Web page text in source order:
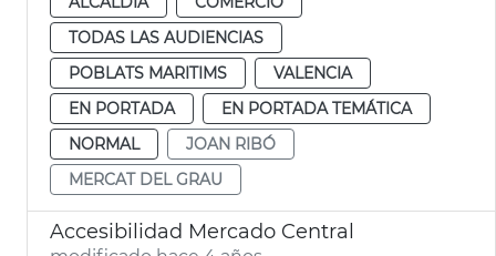
TODAS LAS AUDIENCIAS
POBLATS MARITIMS
VALENCIA
EN PORTADA
EN PORTADA TEMÁTICA
NORMAL
JOAN RIBÓ
MERCAT DEL GRAU
Accesibilidad Mercado Central